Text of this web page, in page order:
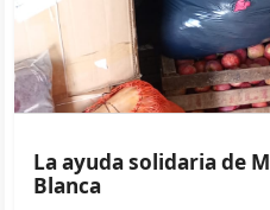
La ayuda solidaria de
Blanca